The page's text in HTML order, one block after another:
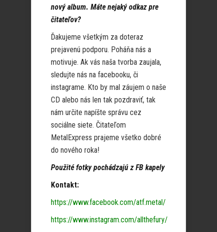
nový album. Máte nejaký odkaz pre
čitateľov?
Ďakujeme všetkým za doteraz
prejavenú podporu. Poháňa nás a
motivuje. Ak vás naša tvorba zaujala,
sledujte nás na facebooku, či
instagrame. Kto by mal záujem o naše
CD alebo nás len tak pozdraviť, tak
nám určite napíšte správu cez
sociálne siete. Čitateľom
MetalExpress prajeme všetko dobré
do nového roka!
Použité fotky pochádzajú z FB kapely
Kontakt:
https://www.facebook.com/atf.metal/
https://www.instagram.com/allthefury/